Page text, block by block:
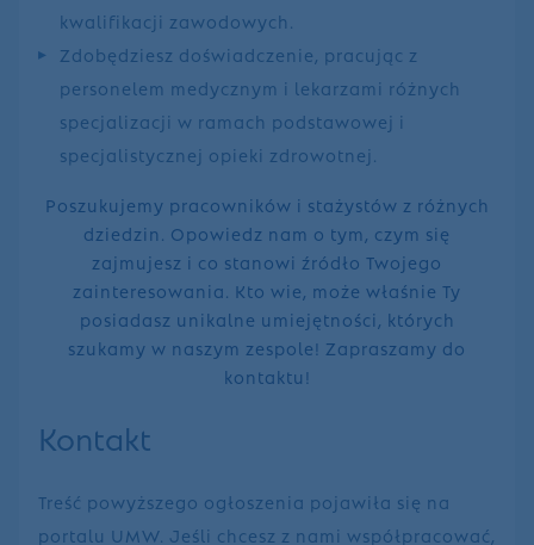
kwalifikacji zawodowych.
Zdobędziesz doświadczenie, pracując z
personelem medycznym i lekarzami różnych
specjalizacji w ramach podstawowej i
specjalistycznej opieki zdrowotnej.
Poszukujemy pracowników i stażystów z różnych
dziedzin. Opowiedz nam o tym, czym się
zajmujesz i co stanowi źródło Twojego
zainteresowania. Kto wie, może właśnie Ty
posiadasz unikalne umiejętności, których
szukamy w naszym zespole! Zapraszamy do
kontaktu!
Kontakt
Treść powyższego ogłoszenia pojawiła się na
portalu UMW. Jeśli chcesz z nami współpracować,